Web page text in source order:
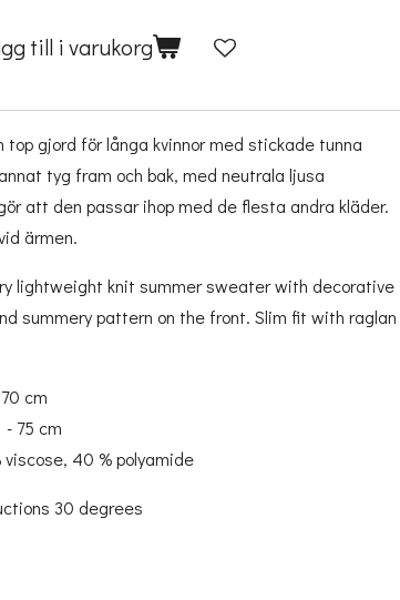
till i varukorg
top gjord för långa kvinnor med stickade tunna
tyg fram och bak, med neutrala ljusa
att den passar ihop med de flesta andra kläder.
ärmen.
lightweight knit summer sweater with decorative
summery pattern on the front. Slim fit with raglan
cm
- 75 cm
40 % polyamide
30 degrees